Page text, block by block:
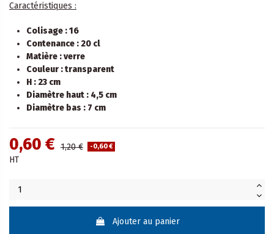
Caractéristiques :
Colisage : 16
Contenance : 20 cl
Matière : verre
Couleur : transparent
H : 23 cm
Diamètre haut : 4,5 cm
Diamètre bas : 7 cm
0,60 € 1,20 € -0,60 €
HT
Ajouter au panier